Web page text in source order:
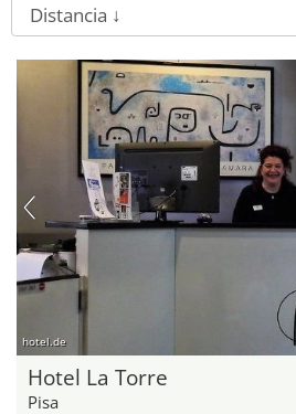
hotel.de
Hotel La Torre
Pisa